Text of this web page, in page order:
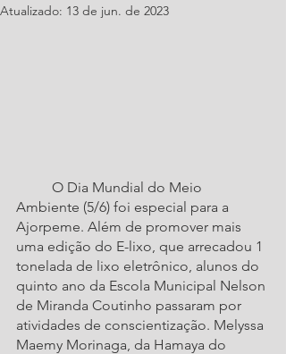
Atualizado: 13 de jun. de 2023
Ambiente (5/6) foi especial para a
Ajorpeme. Além de promover mais
uma edição do E-lixo, que arrecadou 1
tonelada de lixo eletrônico, alunos do
quinto ano da Escola Municipal Nelson
de Miranda Coutinho passaram por
atividades de conscientização. Melyssa
Maemy Morinaga, da Hamaya do